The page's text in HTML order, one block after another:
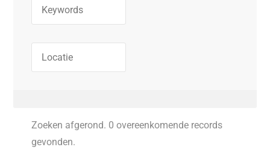
Zoeken afgerond. 0 overeenkomende records
gevonden.